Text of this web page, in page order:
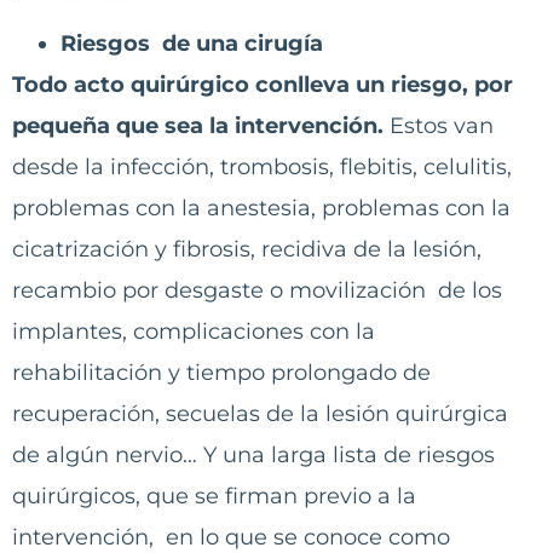
Riesgos de una cirugía
Todo acto quirúrgico conlleva un riesgo, por
pequeña que sea la intervención. Estos van
desde la infección, trombosis, flebitis, celulitis,
problemas con la anestesia, problemas con la
cicatrización y fibrosis, recidiva de la lesión,
recambio por desgaste o movilización de los
implantes, complicaciones con la
rehabilitación y tiempo prolongado de
recuperación, secuelas de la lesión quirúrgica
de algún nervio… Y una larga lista de riesgos
quirúrgicos, que se firman previo a la
intervención, en lo que se conoce como